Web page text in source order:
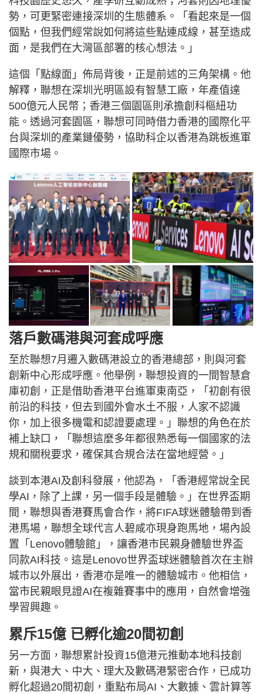
勢，可更緊密連接深圳的生態體系。「看起來是一個
個點，但我們經常說如何將這些點連成線，甚至造成
面，是我們在大灣區部署的核心想法。」
這個「點線面」佈局背後，正是前述的三角架構。他
解釋，聯想在深圳光明區設有智慧工廠，年產值達
500億元人民幣；香港三個園區則承擔創科樞紐功
能。透過河套園區，聯想可同時借力香港的國際化平
台與深圳的產業鏈優勢，協助科企以香港為跳板進軍
國際市場。
落戶數碼港與河套成呼應
至於聯想7月遷入數碼港設立的香港總部，則與河套
創新中心形成呼應。他舉例，聯想投資的一間智慧倉
庫初創，正是借助香港平台進軍東南亞，「初創有很
前沿的科技，但去到國外會水土不服，人家不認識
你，加上很多機電和認證要處理。」聯想的角色在於
補上缺口，「聯想這麼多年都很熟悉每一個國家的法
規和關稅要求，確保其合規合法在當地經營。」
談到本港AI及創科發展，他認為，「香港經常說全民
學AI，除了上課，另一個手段是體驗。」在世界盃期
間，聯想與香港賽馬會合作，將FIFA球迷體驗帶到香
港馬場，聯想全球代言人碧咸亦現身跑馬地，場內設
置「Lenovo體驗館」，讓香港市民親身體驗世界盃
同款AI科技。這是Lenovo世界盃球迷體驗首次在主辦
城市以外展出，香港亦是唯一的體驗城市。他相信，
當市民親眼見證AI在複雜賽事中的應用，自然會增強
學習興趣。
累斥15億 已孵化逾20間初創
另一方面，聯想累計投資15億港元推動本地科技創
新，與港大、中大、理大及數碼港緊密合作，已成功
孵化超過20間初創，重點布局AI、大數據、雲計算等